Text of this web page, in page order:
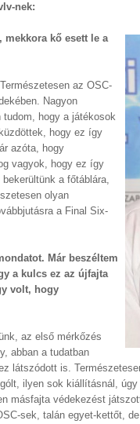
nek:
kő esett le a
az OSC-
Nagyon
hogy a játékosok
hogy ez így
azóta, hogy
vagyok, hogy ez így
a főtáblára,
olyan
a Final Six-
Már beszéltem
a kulcs ez az újfajta
volt, hogy
az első mérkőzés
abban a tudatban
látszódott is.
ilyen sok kiállításnál,
másfajta védekezést
sek, talán egyet-kettőt,